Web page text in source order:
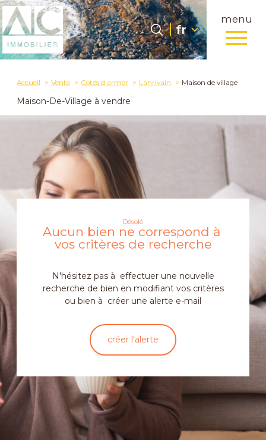
menu
Langue
fr
Accueil 0 Langue
fr
Accueil Vente Cotes d armor Lanrivain Maison de village
Maison-De-Village à vendre
Désolé
Aucun bien ne correspond à
vos critères de recherche
N'hésitez pas à effectuer une nouvelle
recherche de bien en modifiant vos critères
ou bien à créer une alerte e-mail
créer l'alerte